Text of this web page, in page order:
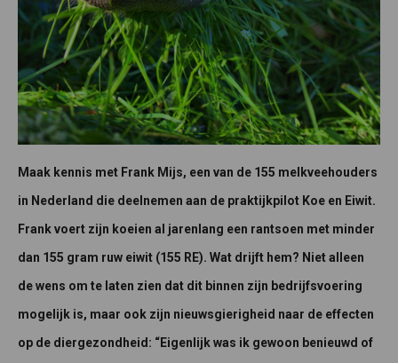
Maak kennis met Frank Mijs, een van de 155 melkveehouders
in Nederland die deelnemen aan de praktijkpilot Koe en Eiwit.
Frank voert zijn koeien al jarenlang een rantsoen met minder
dan 155 gram ruw eiwit (155 RE). Wat drijft hem? Niet alleen
de wens om te laten zien dat dit binnen zijn bedrijfsvoering
mogelijk is, maar ook zijn nieuwsgierigheid naar de effecten
op de diergezondheid: “Eigenlijk was ik gewoon benieuwd of